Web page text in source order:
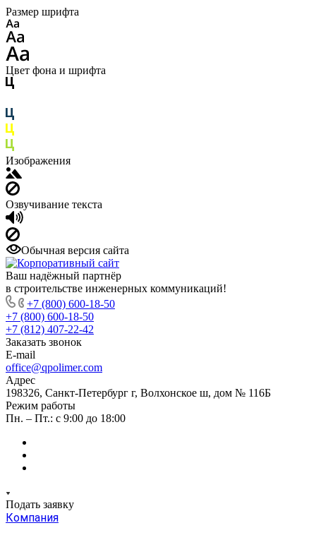
Размер шрифта
Цвет фона и шрифта
Изображения
Озвучивание текста
Обычная версия сайта
Ваш надёжный партнёр
в строительстве инженерных коммуникаций!
+7 (800) 600-18-50
+7 (800) 600-18-50
+7 (812) 407-22-42
Заказать звонок
E-mail
office@qpolimer.com
Адрес
198326, Санкт-Петербург г, Волхонское ш, дом № 116Б
Режим работы
Пн. – Пт.: с 9:00 до 18:00
Подать заявку
Компания